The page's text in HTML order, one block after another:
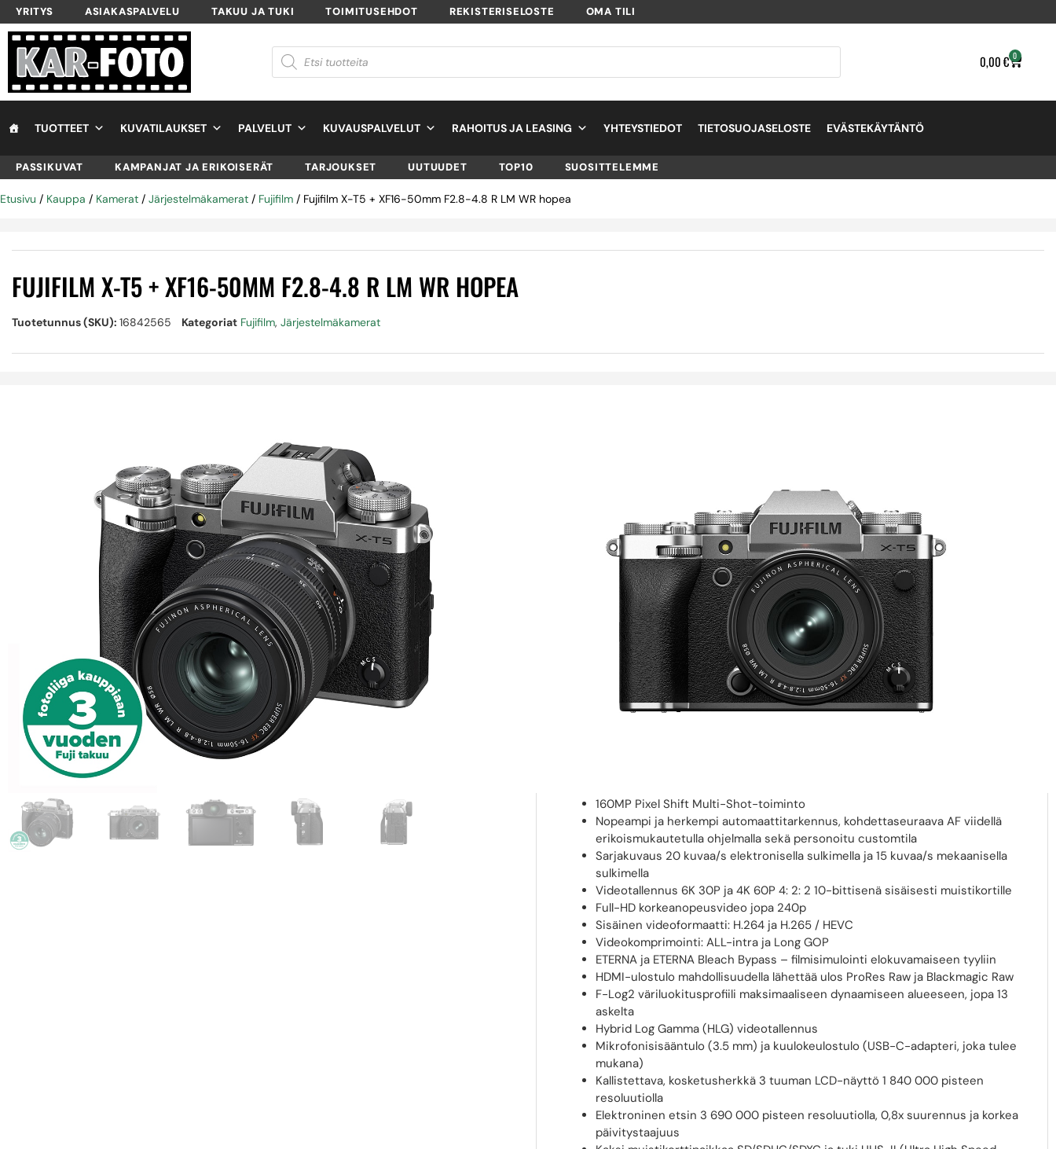
YRITYS ASIAKASPALVELU TAKUU JA TUKI TOIMITUSEHDOT REKISTERISELOSTE OMA TILI
0,00€ 0
TUOTTEET KUVATILAUKSET PALVELUT KUVAUSPALVELUT RAHOITUS JA LEASING YHTEYSTIEDOT TIETOSUOJASELOSTE EVÄSTEKÄYTÄNTÖ
PASSIKUVAT KAMPANJAT JA ERIKOISERÄT TARJOUKSET UUTUUDET TOP10 SUOSITTELEMME
Etusivu / Kauppa / Kamerat / Järjestelmäkamerat / Fujifilm / Fujifilm X-T5 + XF16-50mm F2.8-4.8 R LM WR hopea
FUJIFILM X-T5 + XF16-50MM F2.8-4.8 R LM WR HOPEA
Tuotetunnus (SKU): 16842565 Kategoriat Fujifilm, Järjestelmäkamerat
LISÄÄ OSTOSKORIIN
Taustavalaistu 40.2 megapikselin APS-C X-Trans CMOS 5 HR kenno ilman
alipäästösuodinta
X-Processor 5 tuplasti korkeammalla käsittelynopeudella aiempaan
160MP Pixel Shift Multi-Shot-toiminto
Nopeampi ja herkempi automaattitarkennus, kohdettaseuraava AF viidellä
erikoismukautetulla ohjelmalla sekä personoitu customtila
Sarjakuvaus 20 kuvaa/s elektronisella sulkimella ja 15 kuvaa/s mekaanisella
sulkimella
Videotallennus 6K 30P ja 4K 60P 4: 2: 2 10-bittisenä sisäisesti muistikortille
Full-HD korkeanopeusvideo jopa 240p
Sisäinen videoformaatti: H.264 ja H.265 / HEVC
Videokomprimointi: ALL-intra ja Long GOP
ETERNA ja ETERNA Bleach Bypass – filmisimulointi elokuvamaiseen tyyliin
HDMI-ulostulo mahdollisuudella lähettää ulos ProRes Raw ja Blackmagic Raw
F-Log2 väriluokitusprofiili maksimaaliseen dynaamiseen alueeseen, jopa 13
askelta
Hybrid Log Gamma (HLG) videotallennus
Mikrofonisisääntulo (3.5 mm) ja kuulokeulostulo (USB-C-adapteri, joka tulee
mukana)
Kallistettava, kosketusherkkä 3 tuuman LCD-näyttö 1 840 000 pisteen
resoluutiolla
Elektroninen etsin 3 690 000 pisteen resoluutiolla, 0,8x suurennus ja korkea
päivitystaajuus